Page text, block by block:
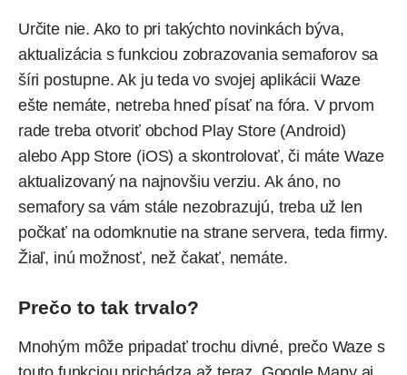
Určite nie. Ako to pri takýchto novinkách býva,
aktualizácia s funkciou zobrazovania semaforov sa
šíri postupne. Ak ju teda vo svojej aplikácii Waze
ešte nemáte, netreba hneď písať na fóra. V prvom
rade treba otvoriť obchod Play Store (Android)
alebo App Store (iOS) a skontrolovať, či máte Waze
aktualizovaný na najnovšiu verziu. Ak áno, no
semafory sa vám stále nezobrazujú, treba už len
počkať na odomknutie na strane servera, teda firmy.
Žiaľ, inú možnosť, než čakať, nemáte.
Prečo to tak trvalo?
Mnohým môže pripadať trochu divné, prečo Waze s